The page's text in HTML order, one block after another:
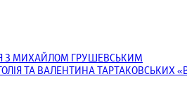
З МИХАЙЛОМ ГРУШЕВСЬКИМ
ТА ВАЛЕНТИНА ТАРТАКОВСЬКИХ